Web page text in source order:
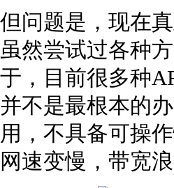
但问题是，现在
虽然尝试过各种
于，目前很多种
并不是最根本的
用，不具备可操
网速变慢，带宽